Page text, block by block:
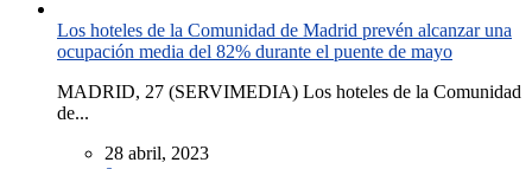
Los hoteles de la Comunidad de Madrid prevén alcanzar una
ocupación media del 82% durante el puente de mayo
MADRID, 27 (SERVIMEDIA) Los hoteles de la Comunidad
de...
28 abril, 2023